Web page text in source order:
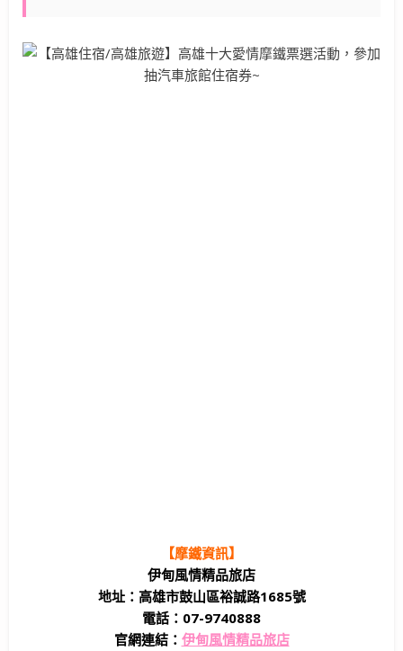
【摩鐵資訊】
伊甸風情精品旅店
地址：高雄市鼓山區裕誠路1685號
電話：07-9740888
官網連結： 伊甸風情精品旅店